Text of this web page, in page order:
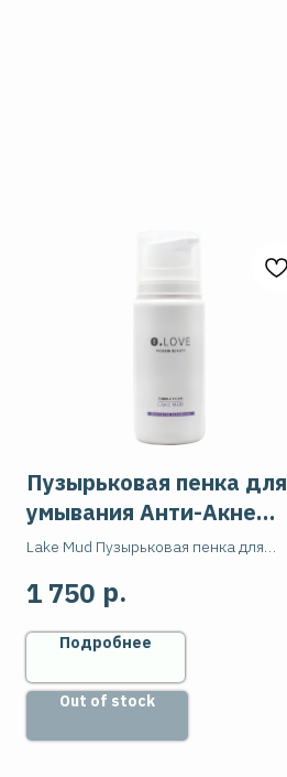
Пузырьковая пенка для
умывания Анти-Акне
Очищение LAKE MUD
Lake Mud Пузырьковая пенка для
1 750 р.
Подробнее
Out of stock